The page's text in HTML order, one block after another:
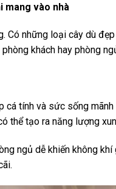
mang vào nhà
Có những loại cây dù
khách hay phòng
tính và sức sống
thể tạo ra năng lượng
ngủ dễ khiến không